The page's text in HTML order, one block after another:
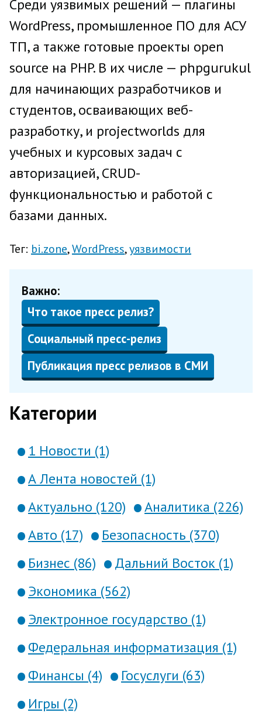
Среди уязвимых решений — плагины
WordPress, промышленное ПО для АСУ
ТП, а также готовые проекты open
source на PHP. В их числе — phpgurukul
для начинающих разработчиков и
студентов, осваивающих веб-
разработку, и projectworlds для
учебных и курсовых задач с
авторизацией, CRUD-
функциональностью и работой с
базами данных.
Тег: bi.zone WordPress уязвимости
Важно:
Что такое пресс релиз?
Социальный пресс-релиз
Публикация пресс релизов в СМИ
Категории
1 Новости (1)
А Лента новостей (1)
Актуально (120)
Аналитика (226)
Авто (17)
Безопасность (370)
Бизнес (86)
Дальний Восток (1)
Экономика (562)
Электронное государство (1)
Федеральная информатизация (1)
Финансы (4)
Госуслуги (63)
Игры (2)